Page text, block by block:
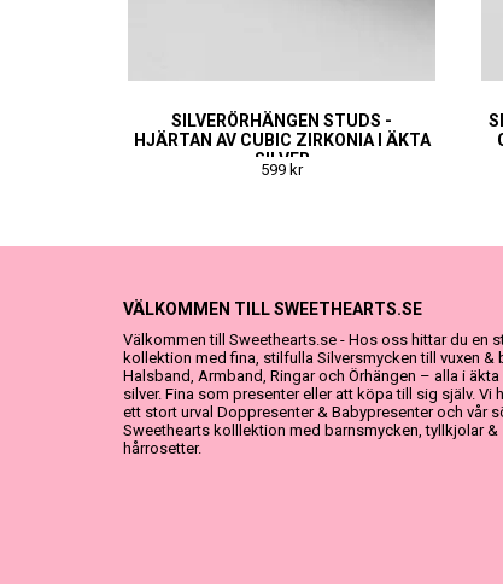
SILVERÖRHÄNGEN STUDS -
HJÄRTAN AV CUBIC ZIRKONIA I ÄKTA
SILVER
599 kr
VÄLKOMMEN TILL SWEETHEARTS.SE
Välkommen till Sweethearts.se - Hos oss hittar du en
kollektion med fina, stilfulla Silversmycken till vuxen &
Halsband, Armband, Ringar och Örhängen – alla i äkta
silver. Fina som presenter eller att köpa till sig själv. Vi
ett stort urval Doppresenter & Babypresenter och vår
Sweethearts kolllektion med barnsmycken, tyllkjolar &
hårrosetter.